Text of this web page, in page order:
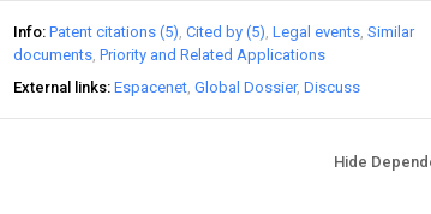
Info Patent citations (5) Cited by (5) Legal events Similar
documents Priority and Related Applications
External links Espacenet Global Dossier Discuss
Hide